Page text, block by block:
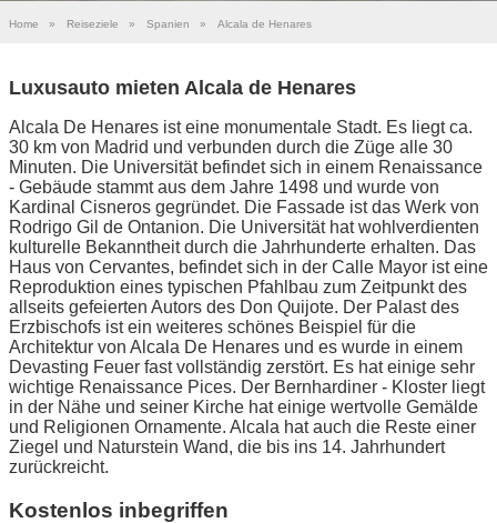
Home » Reiseziele » Spanien » Alcala de Henares
Luxusauto mieten Alcala de Henares
Alcala De Henares ist eine monumentale Stadt. Es liegt ca.
30 km von Madrid und verbunden durch die Züge alle 30
Minuten. Die Universität befindet sich in einem Renaissance
- Gebäude stammt aus dem Jahre 1498 und wurde von
Kardinal Cisneros gegründet. Die Fassade ist das Werk von
Rodrigo Gil de Ontanion. Die Universität hat wohlverdienten
kulturelle Bekanntheit durch die Jahrhunderte erhalten. Das
Haus von Cervantes, befindet sich in der Calle Mayor ist eine
Reproduktion eines typischen Pfahlbau zum Zeitpunkt des
allseits gefeierten Autors des Don Quijote. Der Palast des
Erzbischofs ist ein weiteres schönes Beispiel für die
Architektur von Alcala De Henares und es wurde in einem
Devasting Feuer fast vollständig zerstört. Es hat einige sehr
wichtige Renaissance Pices. Der Bernhardiner - Kloster liegt
in der Nähe und seiner Kirche hat einige wertvolle Gemälde
und Religionen Ornamente. Alcala hat auch die Reste einer
Ziegel und Naturstein Wand, die bis ins 14. Jahrhundert
zurückreicht.
Kostenlos inbegriffen